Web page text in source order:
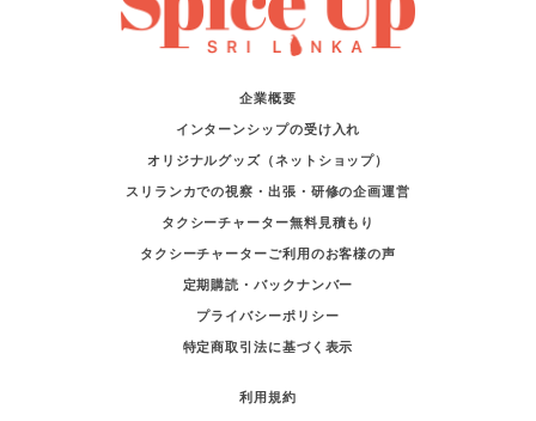
企業概要
インターンシップの受け入れ
オリジナルグッズ（ネットショップ）
スリランカでの視察・出張・研修の企画運営
タクシーチャーター無料見積もり
タクシーチャーターご利用のお客様の声
定期購読・バックナンバー
プライバシーポリシー
特定商取引法に基づく表示
利用規約